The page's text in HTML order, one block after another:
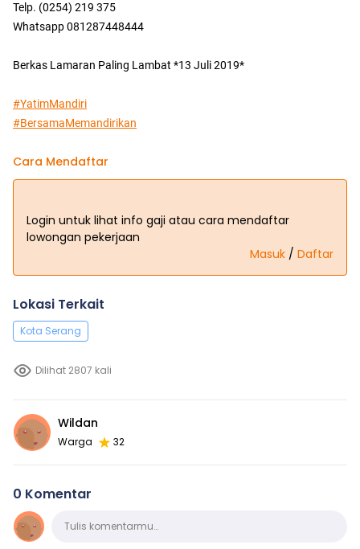
Telp. (0254) 219 375
Whatsapp 081287448444
Berkas Lamaran Paling Lambat *13 Juli 2019*
#YatimMandiri
#BersamaMemandirikan
Cara Mendaftar
Login untuk lihat info gaji atau cara mendaftar
lowongan pekerjaan
Masuk / Daftar
Lokasi Terkait
Kota Serang
Dilihat 2807 kali
Wildan
Warga 32
0 Komentar
KomentarTulis komentarmu…